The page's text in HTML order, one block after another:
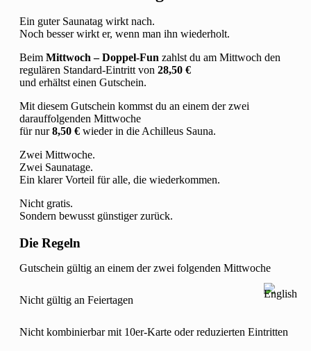
Ein guter Saunatag wirkt nach.
Noch besser wirkt er, wenn man ihn wiederholt.
Beim Mittwoch – Doppel-Fun zahlst du am Mittwoch den
regulären Standard-Eintritt von 28,50 €
und erhältst einen Gutschein.
Mit diesem Gutschein kommst du an einem der zwei
darauffolgenden Mittwoche
für nur8,50 € wieder in die Achilleus Sauna.
Zwei Mittwoche.
Zwei Saunatage.
Ein klarer Vorteil für alle, die wiederkommen.
Nicht gratis.
Sondern bewusst günstiger zurück.
Die Regeln
Gutschein gültig an einem der zwei folgenden Mittwoche
Nicht gültig an Feiertagen
Nicht kombinierbar mit 10er-Karte oder reduzierten Eintritten